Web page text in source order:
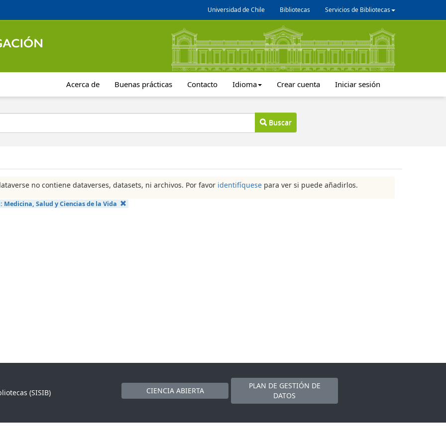
Universidad de Chile Bibliotecas Servicios de Bibliotecas
Acerca de Buenas prácticas Contacto Idioma Crear cuenta Iniciar sesión
Buscar
no contiene dataverses, datasets, ni archivos. Por favor identifíquese para ver si puede añadirlos.
Medicina, Salud y Ciencias de la Vida
(SISIB)
CIENCIA ABIERTA
PLAN DE GESTIÓN DE
DATOS